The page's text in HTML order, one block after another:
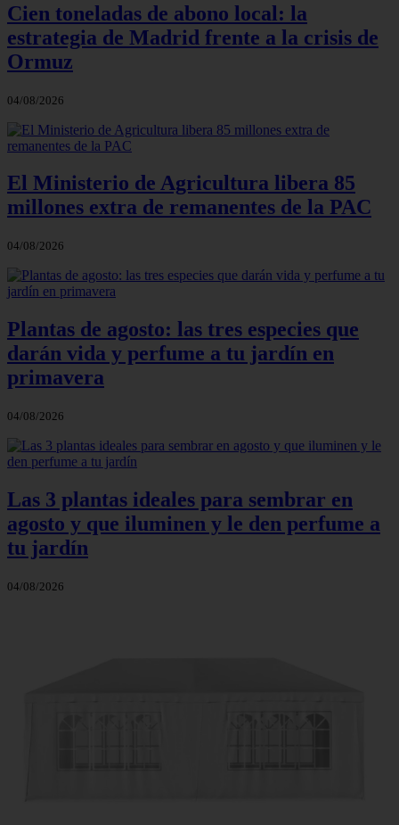
Cien toneladas de abono local: la
estrategia de Madrid frente a la crisis de
Ormuz
04/08/2026
El Ministerio de Agricultura libera 85
millones extra de remanentes de la PAC
04/08/2026
Plantas de agosto: las tres especies que
darán vida y perfume a tu jardín en
primavera
04/08/2026
Las 3 plantas ideales para sembrar en
agosto y que iluminen y le den perfume a
tu jardín
04/08/2026